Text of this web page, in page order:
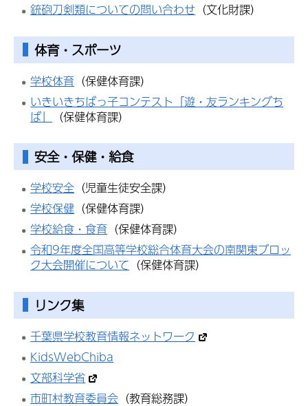
銃砲刀剣類についての問い合わせ （文化財課）
体育・スポーツ
学校体育 （保健体育課）
いきいきちばっ子コンテスト「遊・友ランキングち
ば」
（保健体育課）
安全・保健・給食
学校安全 （児童生徒安全課）
学校保健 （保健体育課）
学校給食・食育 （保健体育課）
令和9年度全国高等学校総合体育大会の南関東ブロッ
ク大会開催について （保健体育課）
リンク集
千葉県学校教育情報ネットワーク
KidsWebChiba
文部科学省
市町村教育委員会 （教育総務課）